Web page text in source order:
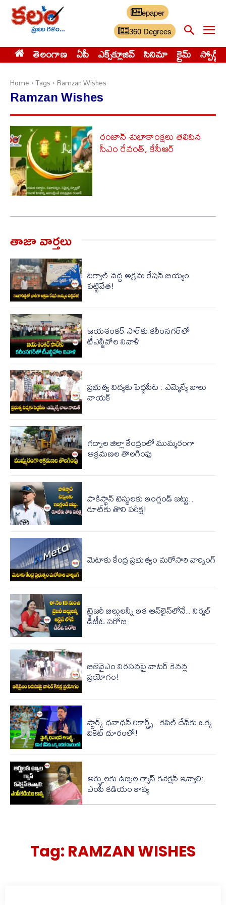
epaper
360 Degrees
తెలంగాణ ఏపీ ఎక్స్‌క్లూజివ్‌ సినిమా క్రైమ్ స్పోర్ట్స్
Home Tags Ramzan Wishes
Ramzan Wishes
రంజాన్ శుభాకాంక్షలు తెలిపిన
సీఎం రేవంత్, కేసీఆర్
తాజా వార్త‌లు
దిగ్వాల్ వద్ద అక్రమ రేషన్ బియ్యం
పట్టివేత!
జయశంకర్ సార్‌కు కరీంనగర్‌లో
టీఎన్జీవోల నివాళి
ప్రభుత్వ విద్యకు పెద్దపీట : ఎమ్మెల్యే బాలు
నాయక్
గద్వాల జిల్లా కేంద్రంలో ముమ్మరంగా
ఆక్రమణల తొలగింపు
పాకిస్థాన్ టెస్టులకు ఇంగ్లండ్ జట్టు..
రూట్‌కు తొలి పరీక్ష!
మెటాకు కేంద్ర ప్రభుత్వం మరోసారి వార్నింగ్
ట్రెజరీ బిల్లులన్నీ ఇక ఆన్‌లైన్‌లోనే.. నిర్మల్
డీటీఓ సరోజ
బిజెవైఎం నిరసనపై వాటర్ కెనన్ల
ప్రయోగం!
స్టార్క్ ధనాధన్ రికార్డ్స్.. కపిల్ దేవ్‌కు ఒక్క
వికెట్ దూరంలో!
అర్హులకు ఉజ్వల గ్యాస్ కనెక్షన్ ఇవ్వాలి:
ఎంపీ కడియం కావ్య
Tag: RAMZAN WISHES